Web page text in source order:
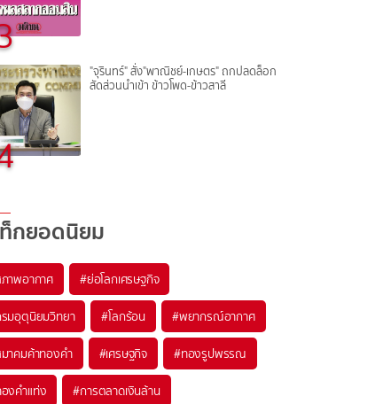
"จุรินทร์" สั่ง"พาณิชย์-เกษตร" ถกปลดล็อก
สัดส่วนนำเข้า ข้าวโพด-ข้าวสาลี
กยอดนิยม
าพอากาศ #ย่อโลกเศรษฐกิจ
มอุตุนิยมวิทยา #โลกร้อน #พยากรณ์อากาศ
าคมค้าทองคำ #เศรษฐกิจ #ทองรูปพรรณ
งคำแท่ง #การตลาดเงินล้าน